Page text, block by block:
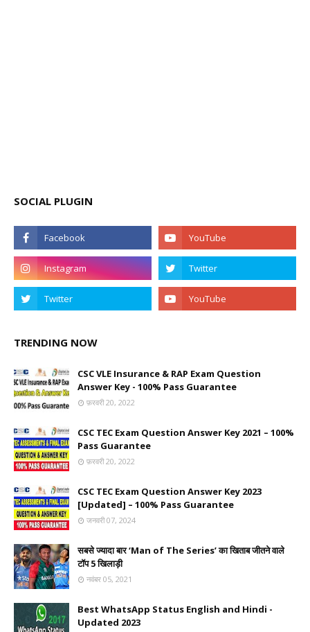
SOCIAL PLUGIN
TRENDING NOW
CSC VLE Insurance & RAP Exam Question
Answer Key - 100% Pass Guarantee
फ़रवरी 20, 2022
CSC TEC Exam Question Answer Key 2021 – 100%
Pass Guarantee
फ़रवरी 20, 2022
CSC TEC Exam Question Answer Key 2023
[Updated] – 100% Pass Guarantee
जनवरी 07, 2024
सबसे ज्यादा बार ‘Man of The Series’ का खिताब जीतने वाले
टॉप 5 खिलाड़ी
नवंबर 05, 2021
Best WhatsApp Status English and Hindi -
Updated 2023